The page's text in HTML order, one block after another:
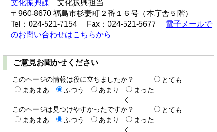
文化振興課 文化振興担当
〒960-8670 福島市杉妻町２番１６号（本庁舎５階）
Tel：024-521-7154 Fax：024-521-5677 電子メールで
のお問い合わせはこちらから
ご意見お聞かせください
このページの情報は役に立ちましたか？
とても
まあまあ
ふつう あまり
まった
く
このページは見つけやすかったですか？
とても
まあまあ
ふつう あまり
まった
く